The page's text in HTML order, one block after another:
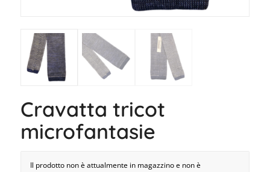
Cravatta tricot
microfantasie
Il prodotto non è attualmente in magazzino e non è